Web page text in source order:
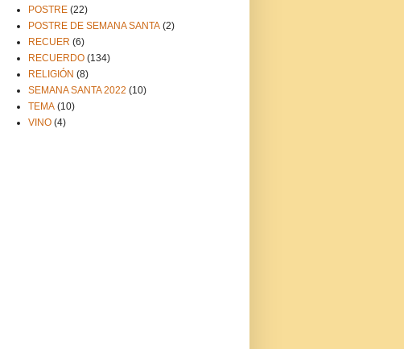
POSTRE (22)
POSTRE DE SEMANA SANTA (2)
RECUER (6)
RECUERDO (134)
RELIGIÓN (8)
SEMANA SANTA 2022 (10)
TEMA (10)
VINO (4)